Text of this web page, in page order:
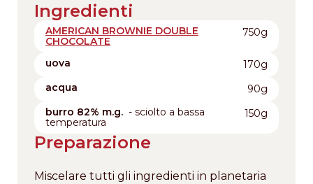
Ingredienti
AMERICAN BROWNIE DOUBLE
CHOCOLATE
750g
uova
170g
acqua
90g
burro 82% m.g. - sciolto a bassa
temperatura
150g
Preparazione
Miscelare tutti gli ingredienti in planetaria